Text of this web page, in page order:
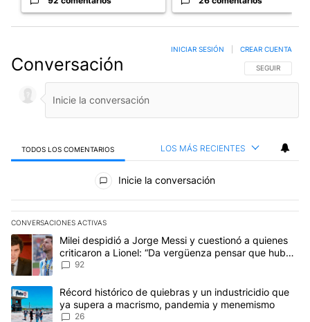
Conversación SIGA ESTA
SEGUIR
INICIAR SESIÓN CREAR CUENTA
TODOS LOS COMENTARIOS LOS MÁS RECIENTES
Todos los comentarios
Inicie la conversación
CONVERSACIONES ACTIVAS
Este listado muestra los artículos con más comentarios en los
Un artículo de tendencia con el título "Milei despidió a Jorge
Milei despidió a Jorge Messi y cuestionó a quienes
criticaron a Lionel: “Da vergüenza pensar que hubo
anti-Messi”
92
Un artículo de tendencia con el título "Récord histórico de
Récord histórico de quiebras y un industricidio que
ya supera a macrismo, pandemia y menemismo
26